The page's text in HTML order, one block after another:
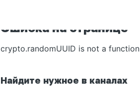
Ошибка на странице
crypto.randomUUID is not a function
Найдите нужное в каналах